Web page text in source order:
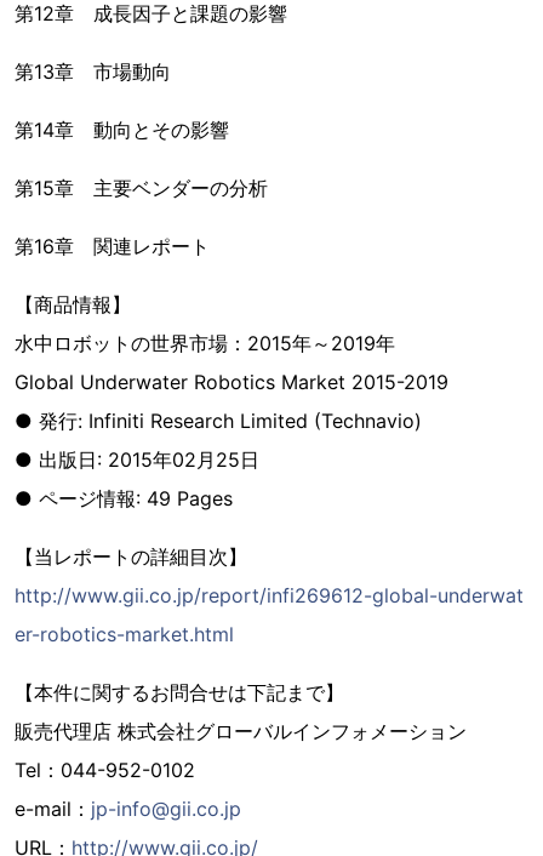
第12章 成長因子と課題の影響
第13章 市場動向
第14章 動向とその影響
第15章 主要ベンダーの分析
第16章 関連レポート
【商品情報】
水中ロボットの世界市場：2015年～2019年
Global Underwater Robotics Market 2015-2019
● 発行: Infiniti Research Limited (Technavio)
● 出版日: 2015年02月25日
● ページ情報: 49 Pages
【当レポートの詳細目次】
http://www.gii.co.jp/report/infi269612-global-underwat
er-robotics-market.html
【本件に関するお問合せは下記まで】
販売代理店 株式会社グローバルインフォメーション
Tel：044-952-0102
e-mail： jp-info@gii.co.jp
URL： http://www.gii.co.jp/